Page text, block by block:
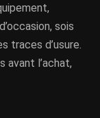
sois
traces d’usure.
avant l’achat,